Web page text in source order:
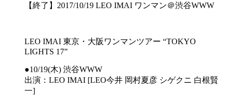
【終了】2017/10/19 LEO IMAI ワンマン＠渋谷WWW
LEO IMAI 東京・大阪ワンマンツアー “TOKYO
LIGHTS 17”
●10/19(木) 渋谷WWW
出演：LEO IMAI [LEO今井 岡村夏彦 シゲクニ 白根賢
一]